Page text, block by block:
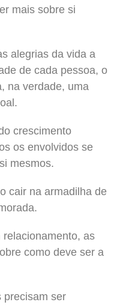
mais sobre si
alegrias da vida a
de cada pessoa, o
na verdade, uma
crescimento
os envolvidos se
mesmos.
cair na armadilha de
as
como deve ser a
precisam ser